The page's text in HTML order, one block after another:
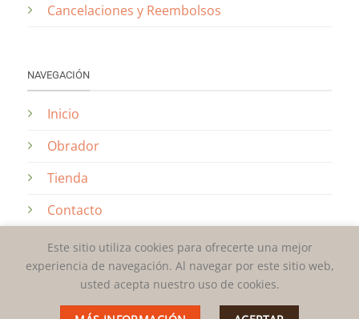
Cancelaciones y Reembolsos
NAVEGACIÓN
Inicio
Obrador
Tienda
Contacto
Este sitio utiliza cookies para ofrecerte una mejor
experiencia de navegación. Al navegar por este sitio web,
usted acepta nuestro uso de cookies.